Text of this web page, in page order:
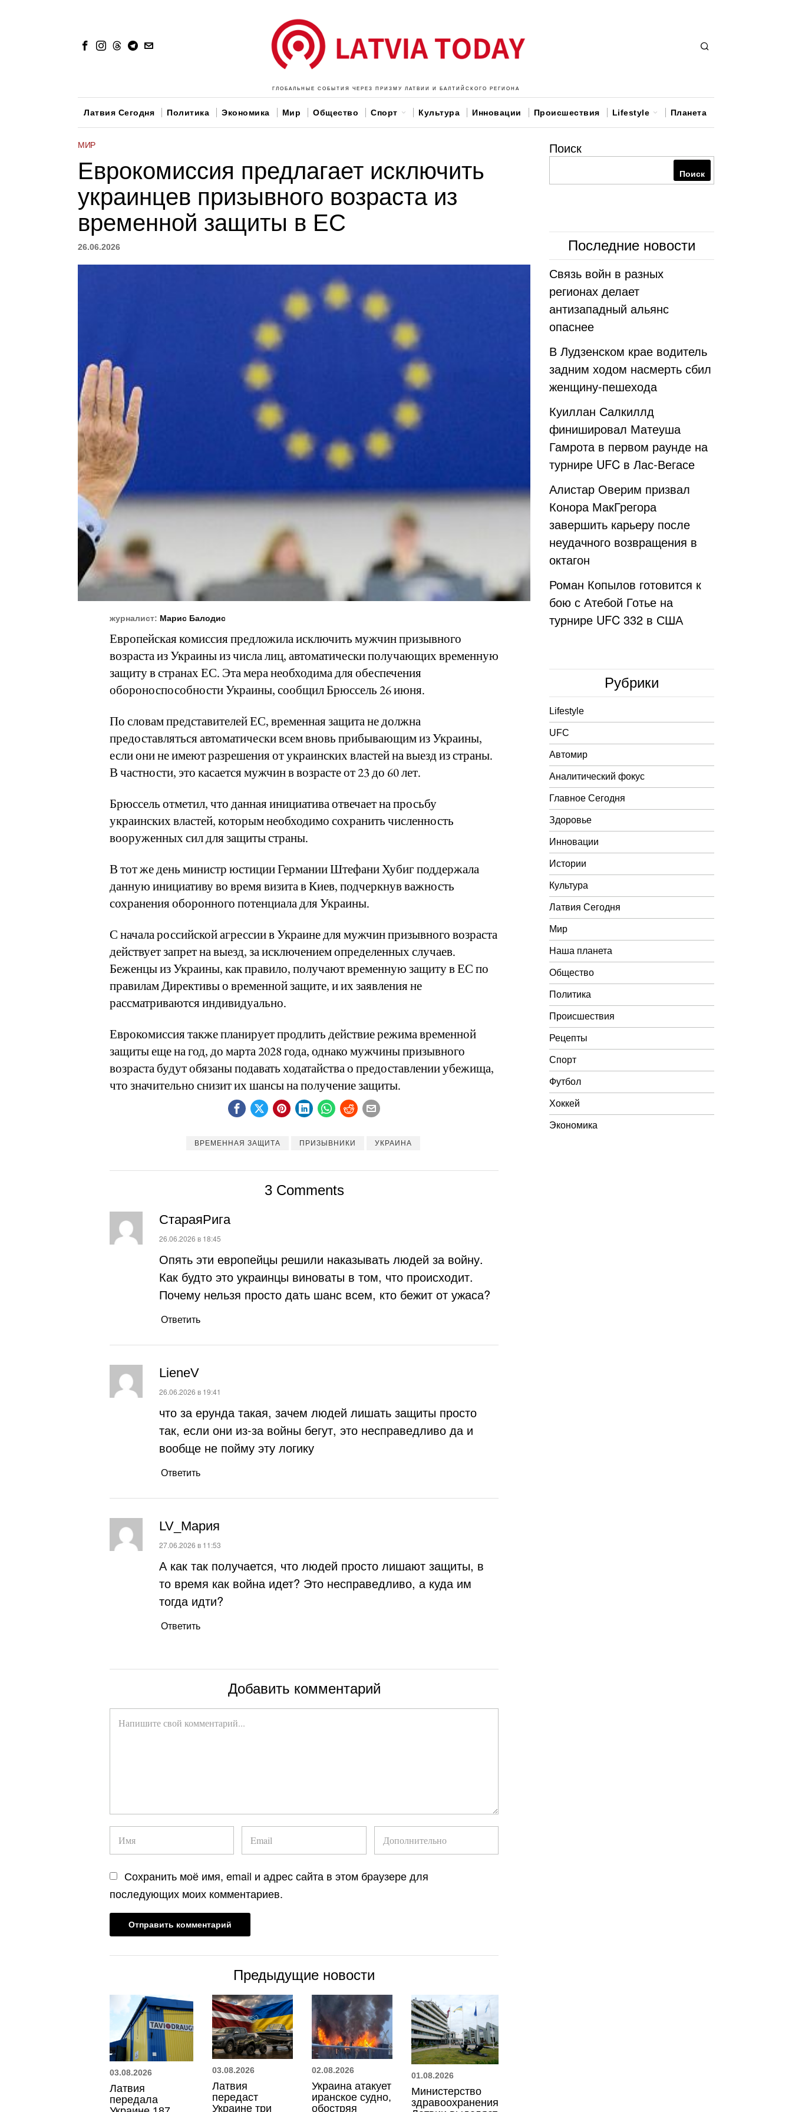
ГЛОБАЛЬНЫЕ СОБЫТИЯ ЧЕРЕЗ ПРИЗМУ ЛАТВИИ И БАЛТИЙСКОГО РЕГИОНА
Латвия Сегодня Политика Экономика Мир Общество Спорт Культура Инновации Происшествия Lifestyle Планета
МИР
Еврокомиссия предлагает исключить
украинцев призывного возраста из
временной защиты в ЕС
26.06.2026
журналист: Марис Балодис
Европейская комиссия предложила исключить мужчин призывного
возраста из Украины из числа лиц, автоматически получающих временную
защиту в странах ЕС. Эта мера необходима для обеспечения
обороноспособности Украины, сообщил Брюссель 26 июня.
По словам представителей ЕС, временная защита не должна
предоставляться автоматически всем вновь прибывающим из Украины,
если они не имеют разрешения от украинских властей на выезд из страны.
В частности, это касается мужчин в возрасте от 23 до 60 лет.
Брюссель отметил, что данная инициатива отвечает на просьбу
украинских властей, которым необходимо сохранить численность
вооруженных сил для защиты страны.
В тот же день министр юстиции Германии Штефани Хубиг поддержала
данную инициативу во время визита в Киев, подчеркнув важность
сохранения оборонного потенциала для Украины.
С начала российской агрессии в Украине для мужчин призывного возраста
действует запрет на выезд, за исключением определенных случаев.
Беженцы из Украины, как правило, получают временную защиту в ЕС по
правилам Директивы о временной защите, и их заявления не
рассматриваются индивидуально.
Еврокомиссия также планирует продлить действие режима временной
защиты еще на год, до марта 2028 года, однако мужчины призывного
возраста будут обязаны подавать ходатайства о предоставлении убежища,
что значительно снизит их шансы на получение защиты.
ВРЕМЕННАЯ ЗАЩИТА ПРИЗЫВНИКИ УКРАИНА
3 Comments
СтараяРига
:
26.06.2026 в 18:45
Опять эти европейцы решили наказывать людей за войну.
Как будто это украинцы виноваты в том, что происходит.
Почему нельзя просто дать шанс всем, кто бежит от ужаса?
Ответить
LieneV
:
26.06.2026 в 19:41
что за ерунда такая, зачем людей лишать защиты просто
так, если они из-за войны бегут, это несправедливо да и
вообще не пойму эту логику
Ответить
LV_Мария
:
27.06.2026 в 11:53
А как так получается, что людей просто лишают защиты, в
то время как война идет? Это несправедливо, а куда им
тогда идти?
Ответить
Добавить комментарий
Сохранить моё имя, email и адрес сайта в этом браузере для
последующих моих комментариев.
Предыдущие новости
03.08.2026
Латвия
передала
03.08.2026
Латвия
передаст
Украине три
02.08.2026
Украина атакует
иранское судно,
обостряя
01.08.2026
Министерство
здравоохранения
Поиск
Поиск
Последние новости
Связь войн в разных
регионах делает
антизападный альянс
опаснее
В Лудзенском крае водитель
задним ходом насмерть сбил
женщину-пешехода
Куиллан Салкиллд
финишировал Матеуша
Гамрота в первом раунде на
турнире UFC в Лас-Вегасе
Алистар Оверим призвал
Конора МакГрегора
завершить карьеру после
неудачного возвращения в
октагон
Роман Копылов готовится к
бою с Атебой Готье на
турнире UFC 332 в США
Рубрики
Lifestyle
UFC
Автомир
Аналитический фокус
Главное Сегодня
Здоровье
Инновации
Истории
Культура
Латвия Сегодня
Мир
Наша планета
Общество
Политика
Происшествия
Рецепты
Спорт
Футбол
Хоккей
Экономика